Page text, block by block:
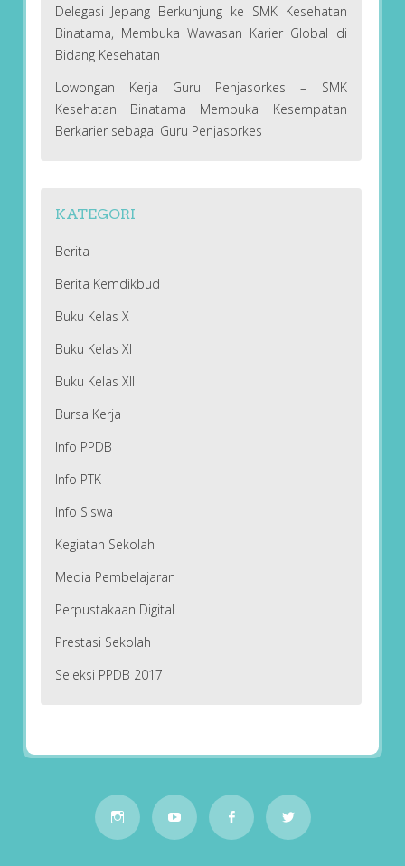
Delegasi Jepang Berkunjung ke SMK Kesehatan
Binatama, Membuka Wawasan Karier Global di
Bidang Kesehatan
Lowongan Kerja Guru Penjasorkes – SMK
Kesehatan Binatama Membuka Kesempatan
Berkarier sebagai Guru Penjasorkes
KATEGORI
Berita
Berita Kemdikbud
Buku Kelas X
Buku Kelas XI
Buku Kelas XII
Bursa Kerja
Info PPDB
Info PTK
Info Siswa
Kegiatan Sekolah
Media Pembelajaran
Perpustakaan Digital
Prestasi Sekolah
Seleksi PPDB 2017